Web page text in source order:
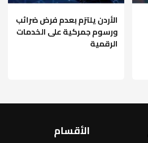
الأردن يلتزم بعدم فرض ضرائب
ورسوم جمركية على الخدمات
الرقمية
الأقسام